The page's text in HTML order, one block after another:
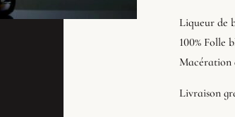
Liqueur de
100% Folle
Macération
Livraison